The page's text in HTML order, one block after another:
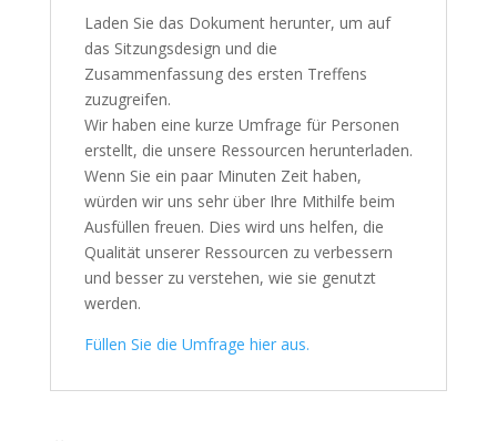
Laden Sie das Dokument herunter, um auf
das Sitzungsdesign und die
Zusammenfassung des ersten Treffens
zuzugreifen.
Wir haben eine kurze Umfrage für Personen
erstellt, die unsere Ressourcen herunterladen.
Wenn Sie ein paar Minuten Zeit haben,
würden wir uns sehr über Ihre Mithilfe beim
Ausfüllen freuen. Dies wird uns helfen, die
Qualität unserer Ressourcen zu verbessern
und besser zu verstehen, wie sie genutzt
werden.
Füllen Sie die Umfrage hier aus.